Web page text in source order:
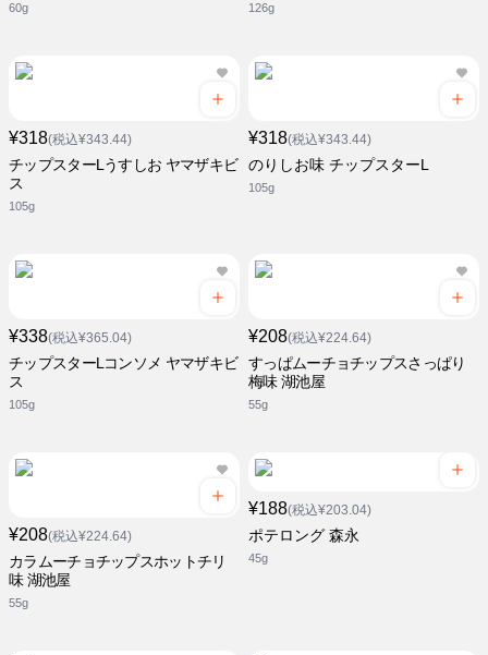
60g 126g
¥318(税込¥343.44)
チップスターLうすしお ヤマザキビ
ス
105g
¥318(税込¥343.44)
のりしお味 チップスターL
105g
¥338(税込¥365.04)
チップスターLコンソメ ヤマザキビ
ス
105g
¥208(税込¥224.64)
すっぱムーチョチップスさっぱり
梅味 湖池屋
55g
¥208(税込¥224.64)
カラムーチョチップスホットチリ
味 湖池屋
55g
¥188(税込¥203.04)
ポテロング 森永
45g